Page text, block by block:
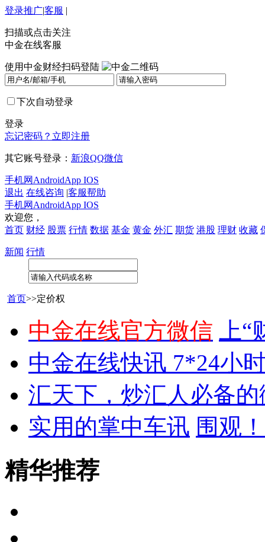
登录推广|客服 |
扫描或点击关注
中金在线客服
使用中金财经扫码登陆
下次自动登录
登录
忘记密码？ 立即注册
其它账号登录： 新浪QQ微信
手机网 AndroidApp IOS
退出 在线咨询 |客服帮助
手机网 AndroidApp IOS
欢迎您，
首页 财经 股票 行情 数据 基金 黄金 外汇 期货 港股 理财 收藏
新闻 行情
首页>>定价权
中金在线官方微信
上
中金在线快讯 7*24小
汇天下，炒汇人必备
实用的掌中车讯 围观
精华推荐